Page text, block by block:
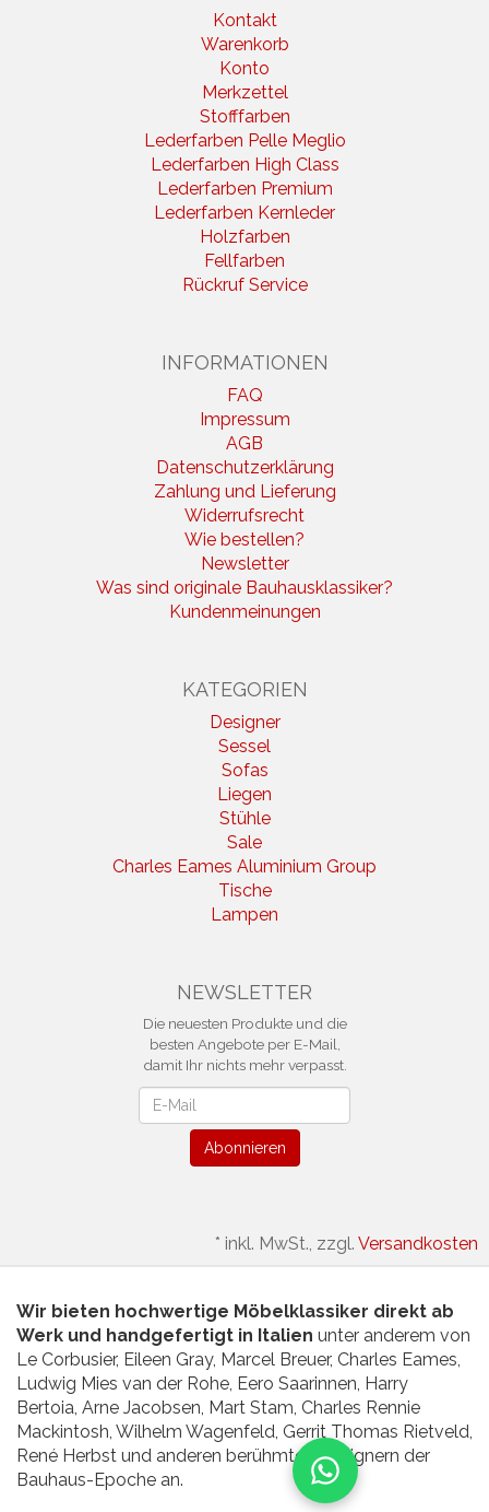
Kontakt
Warenkorb
Konto
Merkzettel
Stofffarben
Lederfarben Pelle Meglio
Lederfarben High Class
Lederfarben Premium
Lederfarben Kernleder
Holzfarben
Fellfarben
Rückruf Service
INFORMATIONEN
FAQ
Impressum
AGB
Datenschutzerklärung
Zahlung und Lieferung
Widerrufsrecht
Wie bestellen?
Newsletter
Was sind originale Bauhausklassiker?
Kundenmeinungen
KATEGORIEN
Designer
Sessel
Sofas
Liegen
Stühle
Sale
Charles Eames Aluminium Group
Tische
Lampen
NEWSLETTER
Die neuesten Produkte und die
besten Angebote per E-Mail,
damit Ihr nichts mehr verpasst.
Abonnieren
* inkl. MwSt., zzgl. Versandkosten
Wir bieten hochwertige Möbelklassiker direkt ab
Werk und handgefertigt in Italien unter anderem von
Le Corbusier, Eileen Gray, Marcel Breuer, Charles Eames,
Ludwig Mies van der Rohe, Eero Saarinnen, Harry
Bertoia, Arne Jacobsen, Mart Stam, Charles Rennie
Mackintosh, Wilhelm Wagenfeld, Gerrit Thomas Rietveld,
René Herbst und anderen berühmten Designern der
Bauhaus-Epoche an.